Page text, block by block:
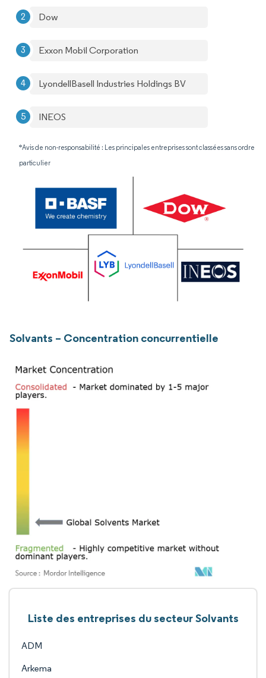
Dow
Exxon Mobil Corporation
LyondellBasell Industries Holdings BV
INEOS
*Avis de non-responsabilité : Les principales entreprises sont classées sans ordre
particulier
Solvants – Concentration concurrentielle
Liste des entreprises du secteur Solvants
ADM
Arkema